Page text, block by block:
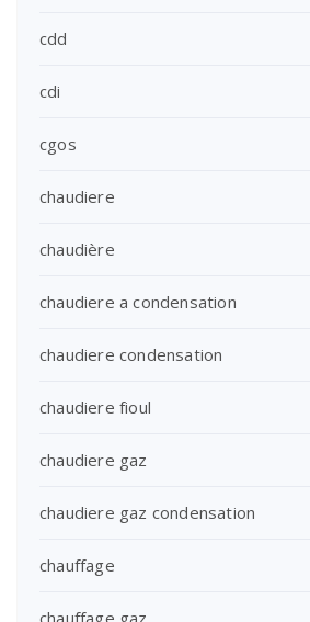
cdd
cdi
cgos
chaudiere
chaudière
chaudiere a condensation
chaudiere condensation
chaudiere fioul
chaudiere gaz
chaudiere gaz condensation
chauffage
chauffage gaz